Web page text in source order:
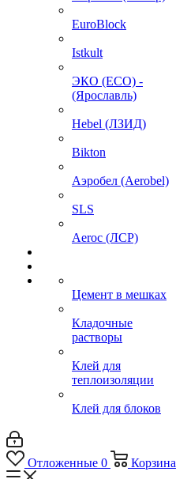
EuroBlock
Istkult
ЭКО (ECO) -
(Ярославль)
Hebel (ЛЗИД)
Bikton
Аэробел (Aerobel)
SLS
Aeroc (ЛСР)
Цемент в мешках
Кладочные
растворы
Клей для
теплоизоляции
Клей для блоков
Отложенные 0 Корзина